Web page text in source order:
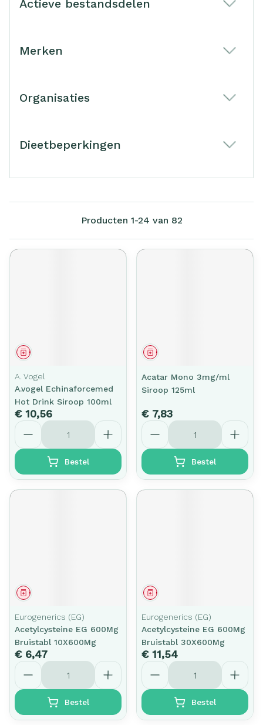
Actieve bestandsdelen
Merken
Organisaties
Dieetbeperkingen
Producten 1-24 van 82
Geneesmiddel
A. Vogel
A.vogel Echinaforcemed
Hot Drink Siroop 100ml
€ 10,56
Aantal
Bestel
Geneesmiddel
Acatar Mono 3mg/ml
Siroop 125ml
€ 7,83
Aantal
Bestel
Geneesmiddel
Eurogenerics (EG)
Acetylcysteine EG 600Mg
Bruistabl 10X600Mg
€ 6,47
Aantal
Bestel
Geneesmiddel
Eurogenerics (EG)
Acetylcysteine EG 600Mg
Bruistabl 30X600Mg
€ 11,54
Aantal
Bestel